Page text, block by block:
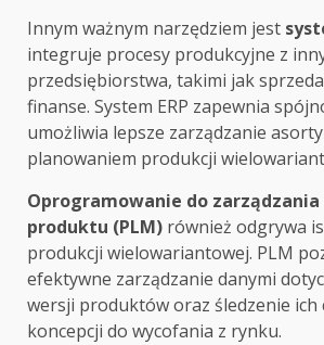
Innym ważnym narzędziem jest
integruje procesy produkcyjne z
przedsiębiorstwa, takimi jak
finanse. System ERP zapewnia
umożliwia lepsze zarządzanie
planowaniem produkcji
Oprogramowanie do zarządzania
produktu (PLM) również odgrywa
produkcji wielowariantowej. PLM
efektywne zarządzanie danymi
wersji produktów oraz śledzenie ich
koncepcji do wycofania z rynku.